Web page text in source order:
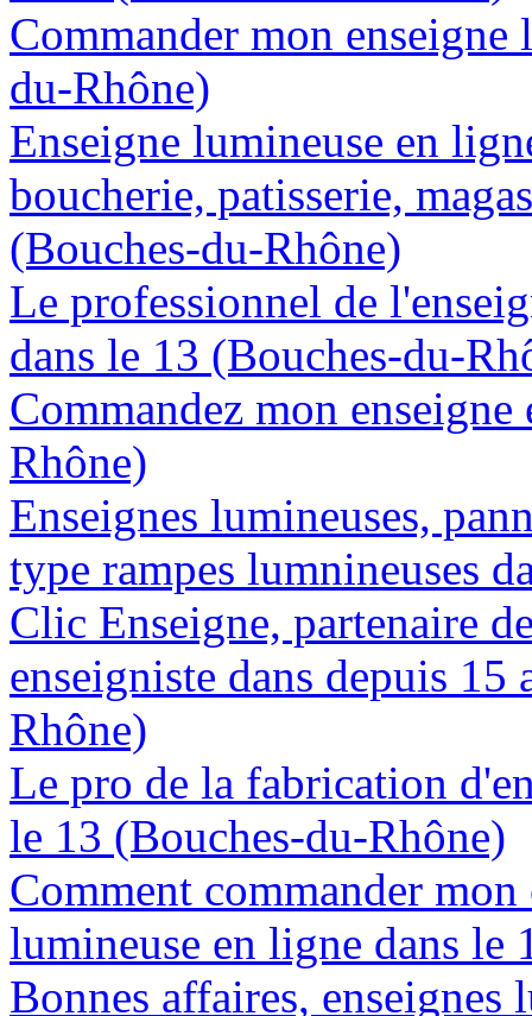
Commander mon
du-Rhône)
Enseigne lumineuse en
boucherie, patisserie,
(Bouches-du-Rhône)
Le professionnel de
dans le 13 (Bouches-du-
Commandez mon
Rhône)
Enseignes lumineuses,
type rampes lumnineuses
Clic Enseigne, partenaire
enseigniste dans depuis 15
Rhône)
Le pro de la fabrication
le 13 (Bouches-du-Rhône)
Comment commander
lumineuse en ligne dans le
Bonnes affaires, enseignes